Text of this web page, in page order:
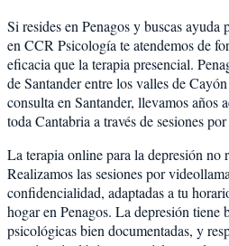
Si resides en Penagos y buscas
en CCR Psicología te atendemos de
eficacia que la terapia presencial.
de Santander entre los valles de
consulta en Santander, llevamos años
toda Cantabria a través de sesiones
La terapia online para la depresión no
Realizamos las sesiones por
confidencialidad, adaptadas a tu
hogar en Penagos. La depresión tiene
psicológicas bien documentadas, y